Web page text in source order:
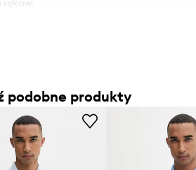
rękaw.
podobne produkty